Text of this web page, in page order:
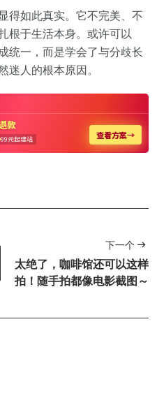
得如此真实。它不完美、不
根于生活本身。或许可以
统一，而是学会了与分歧长
迷人的根本原因。
下一个
太绝了，咖啡馆还可以这样
拍！随手拍都像电影截图～